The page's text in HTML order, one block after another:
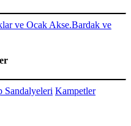
ve Ocak Akse.Bardak ve
Sandalyeleri Kampetler